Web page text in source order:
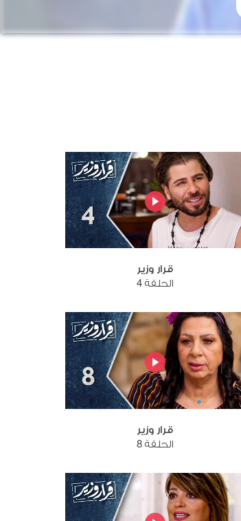
قرار وزير
الحلقة 4
قرار وزير
الحلقة 8